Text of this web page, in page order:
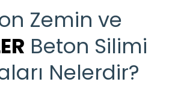
Zemin ve
Beton Silimi
Nelerdir?